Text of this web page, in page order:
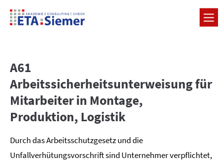
A61
Arbeitssicherheitsunterweisung für
Mitarbeiter in Montage,
Produktion, Logistik
Durch das Arbeitsschutzgesetz und die
Unfallverhütungsvorschrift sind Unternehmer verpflichtet,